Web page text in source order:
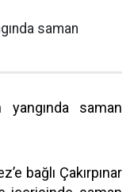
saman
yangında saman
bağlı Çakırpınar